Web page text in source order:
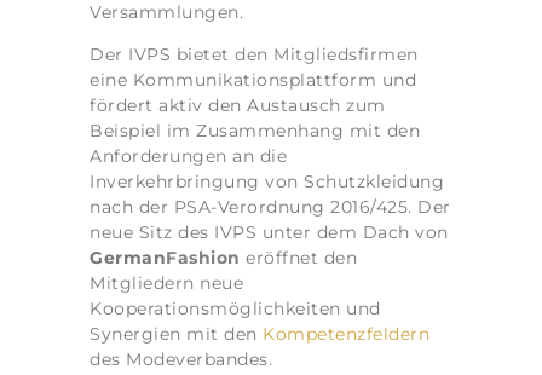
Versammlungen.
Der IVPS bietet den Mitgliedsfirmen
eine Kommunikationsplattform und
fördert aktiv den Austausch zum
Beispiel im Zusammenhang mit den
Anforderungen an die
Inverkehrbringung von Schutzkleidung
nach der PSA-Verordnung 2016/425. Der
neue Sitz des IVPS unter dem Dach von
GermanFashion eröffnet den
Mitgliedern neue
Kooperationsmöglichkeiten und
Synergien mit den Kompetenzfeldern
des Modeverbandes.